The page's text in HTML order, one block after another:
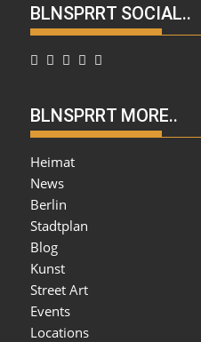
BLNSPRRT SOCIAL..
BLNSPRRT MORE..
Heimat
News
Berlin
Stadtplan
Blog
Kunst
Street Art
Events
Locations